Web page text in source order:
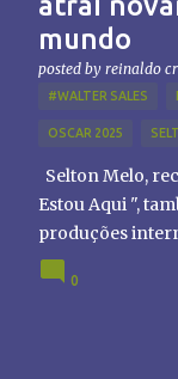
mundo
posted by reinaldo
#WALTER SALES
OSCAR 2025
Selton Melo,
Estou Aqui ",
produções
chamado
Brasil, abrindo
0